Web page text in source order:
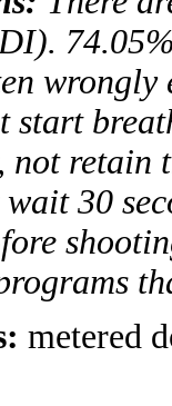
wrongly
start
not retain
30
metered